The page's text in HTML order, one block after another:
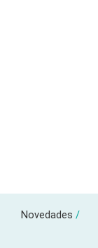
Novedades /